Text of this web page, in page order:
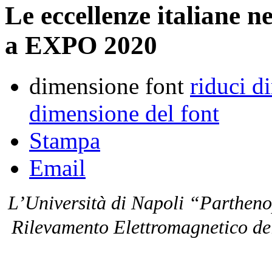
Le eccellenze italiane
a EXPO 2020
dimensione font riduci
dimensione del font
Stampa
Email
L’Università di Napoli
Rilevamento Elettromagnetico